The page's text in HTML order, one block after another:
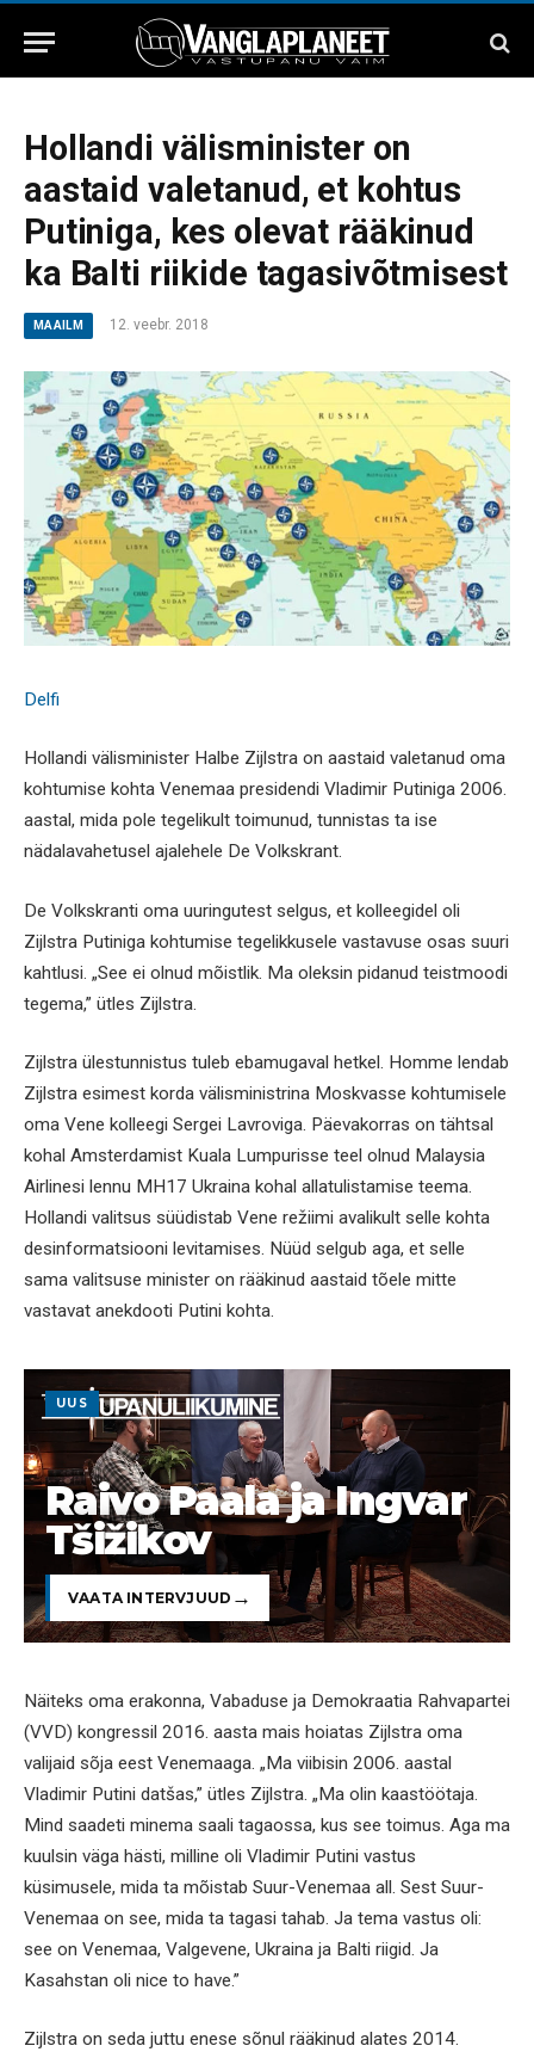
Hollandi välisminister on
aastaid valetanud, et kohtus
Putiniga, kes olevat rääkinud
ka Balti riikide tagasivõtmisest
MAAILM 12. veebr. 2018
Delfi
Hollandi välisminister Halbe Zijlstra on aastaid valetanud oma
kohtumise kohta Venemaa presidendi Vladimir Putiniga 2006.
aastal, mida pole tegelikult toimunud, tunnistas ta ise
nädalavahetusel ajalehele De Volkskrant.
De Volkskranti oma uuringutest selgus, et kolleegidel oli
Zijlstra Putiniga kohtumise tegelikkusele vastavuse osas suuri
kahtlusi. „See ei olnud mõistlik. Ma oleksin pidanud teistmoodi
tegema,” ütles Zijlstra.
Zijlstra ülestunnistus tuleb ebamugaval hetkel. Homme lendab
Zijlstra esimest korda välisministrina Moskvasse kohtumisele
oma Vene kolleegi Sergei Lavroviga. Päevakorras on tähtsal
kohal Amsterdamist Kuala Lumpurisse teel olnud Malaysia
Airlinesi lennu MH17 Ukraina kohal allatulistamise teema.
Hollandi valitsus süüdistab Vene režiimi avalikult selle kohta
desinformatsiooni levitamises. Nüüd selgub aga, et selle
sama valitsuse minister on rääkinud aastaid tõele mitte
vastavat anekdooti Putini kohta.
UUS
Raivo Paala ja Ingvar
Tšižikov
VAATA INTERVJUUD
Näiteks oma erakonna, Vabaduse ja Demokraatia Rahvapartei
(VVD) kongressil 2016. aasta mais hoiatas Zijlstra oma
valijaid sõja eest Venemaaga. „Ma viibisin 2006. aastal
Vladimir Putini datšas,” ütles Zijlstra. „Ma olin kaastöötaja.
Mind saadeti minema saali tagaossa, kus see toimus. Aga ma
kuulsin väga hästi, milline oli Vladimir Putini vastus
küsimusele, mida ta mõistab Suur-Venemaa all. Sest Suur-
Venemaa on see, mida ta tagasi tahab. Ja tema vastus oli:
see on Venemaa, Valgevene, Ukraina ja Balti riigid. Ja
Kasahstan oli nice to have.”
Zijlstra on seda juttu enese sõnul rääkinud alates 2014.